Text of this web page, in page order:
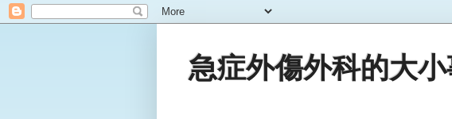
急症外傷外科的大